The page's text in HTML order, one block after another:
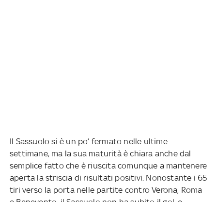
Il Sassuolo si è un po’ fermato nelle ultime
settimane, ma la sua maturità è chiara anche dal
semplice fatto che è riuscita comunque a mantenere
aperta la striscia di risultati positivi. Nonostante i 65
tiri verso la porta nelle partite contro Verona, Roma